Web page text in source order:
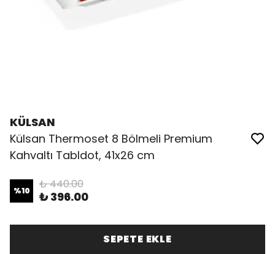
KÜLSAN
Külsan Thermoset 8 Bölmeli Premium
Kahvaltı Tabldot, 41x26 cm
%10 ₺ 440.00
₺ 396.00
SEPETE EKLE